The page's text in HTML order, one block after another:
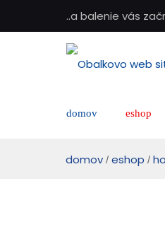
..a balenie vás
domov eshop
domov / eshop /